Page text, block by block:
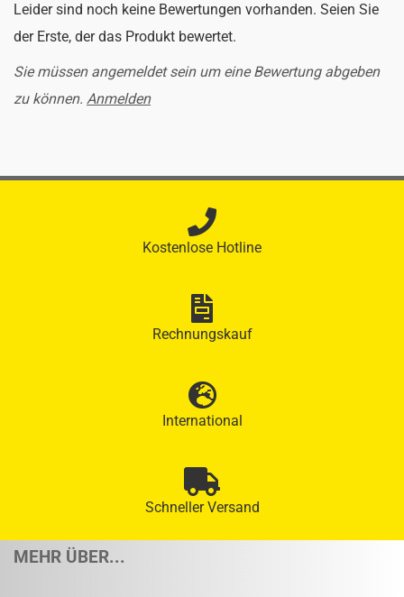
Leider sind noch keine Bewertungen vorhanden. Seien Sie
der Erste, der das Produkt bewertet.
Sie müssen angemeldet sein um eine Bewertung abgeben
zu können. Anmelden
Kostenlose Hotline
Rechnungskauf
International
Schneller Versand
MEHR ÜBER...